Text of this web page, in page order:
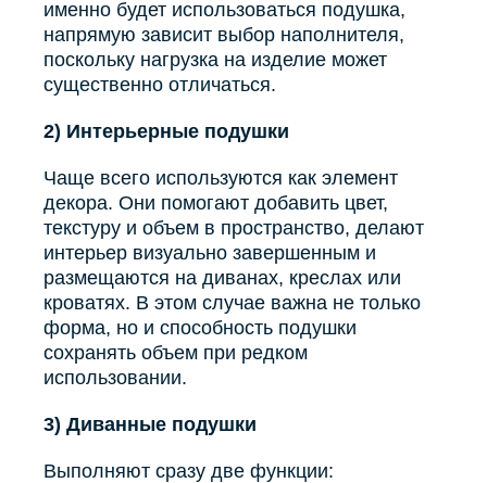
именно будет использоваться подушка,
напрямую зависит выбор наполнителя,
поскольку нагрузка на изделие может
существенно отличаться.
2) Интерьерные подушки
Чаще всего используются как элемент
декора. Они помогают добавить цвет,
текстуру и объем в пространство, делают
интерьер визуально завершенным и
размещаются на диванах, креслах или
кроватях. В этом случае важна не только
форма, но и способность подушки
сохранять объем при редком
использовании.
3) Диванные подушки
Выполняют сразу две функции: